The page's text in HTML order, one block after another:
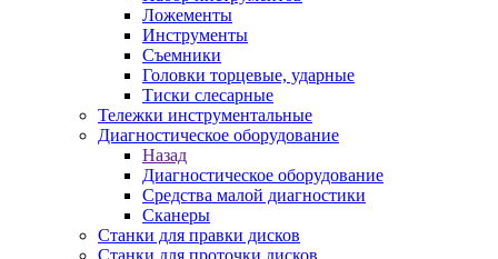
Ложементы
Инструменты
Съемники
Головки торцевые, ударные
Тиски слесарные
Тележки инструментальные
Диагностическое оборудование
Назад
Диагностическое оборудование
Средства малой диагностики
Сканеры
Станки для правки дисков
Станки для проточки дисков